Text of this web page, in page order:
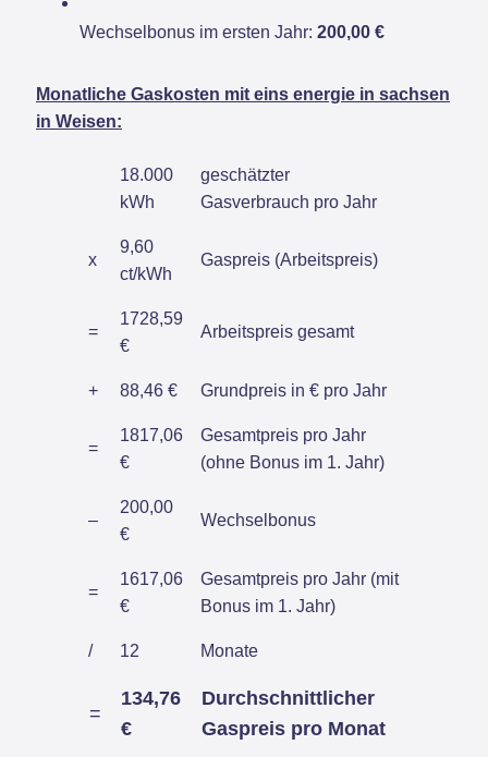
Wechselbonus im ersten Jahr: 200,00 €
Monatliche Gaskosten mit eins energie in sachsen
in Weisen:
18.000
kWh
geschätzter
Gasverbrauch pro Jahr
x
9,60
ct/kWh
Gaspreis (Arbeitspreis)
=
1728,59
€
Arbeitspreis gesamt
+ 88,46 € Grundpreis in € pro Jahr
=
1817,06
€
Gesamtpreis pro Jahr
(ohne Bonus im 1. Jahr)
–
200,00
€
Wechselbonus
=
1617,06
€
Gesamtpreis pro Jahr (mit
Bonus im 1. Jahr)
/ 12 Monate
=
134,76
€
Durchschnittlicher
Gaspreis pro Monat